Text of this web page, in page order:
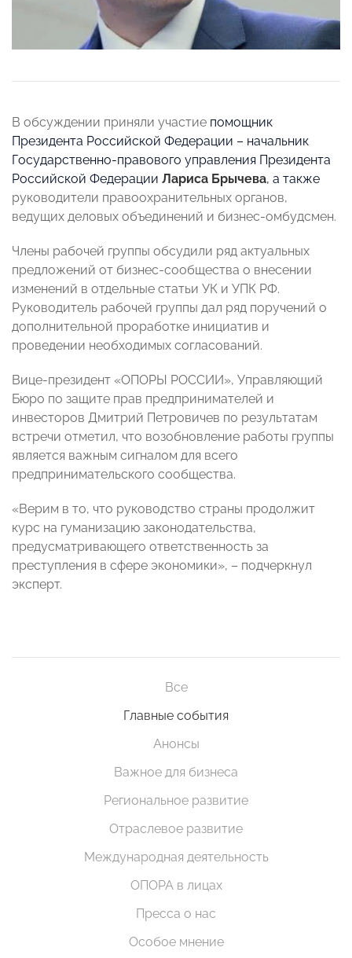
В обсуждении приняли участие помощник
Президента Российской Федерации – начальник
Государственно-правового управления Президента
Российской Федерации Лариса Брычева, а также
руководители правоохранительных органов,
ведущих деловых объединений и бизнес-омбудсмен.
Члены рабочей группы обсудили ряд актуальных
предложений от бизнес-сообщества о внесении
изменений в отдельные статьи УК и УПК РФ.
Руководитель рабочей группы дал ряд поручений о
дополнительной проработке инициатив и
проведении необходимых согласований.
Вице-президент «ОПОРЫ РОССИИ», Управляющий
Бюро по защите прав предпринимателей и
инвесторов Дмитрий Петровичев по результатам
встречи отметил, что возобновление работы группы
является важным сигналом для всего
предпринимательского сообщества.
«Верим в то, что руководство страны продолжит
курс на гуманизацию законодательства,
предусматривающего ответственность за
преступления в сфере экономики», – подчеркнул
эксперт.
Все
Главные события
Анонсы
Важное для бизнеса
Региональное развитие
Отраслевое развитие
Международная деятельность
ОПОРА в лицах
Пресса о нас
Особое мнение